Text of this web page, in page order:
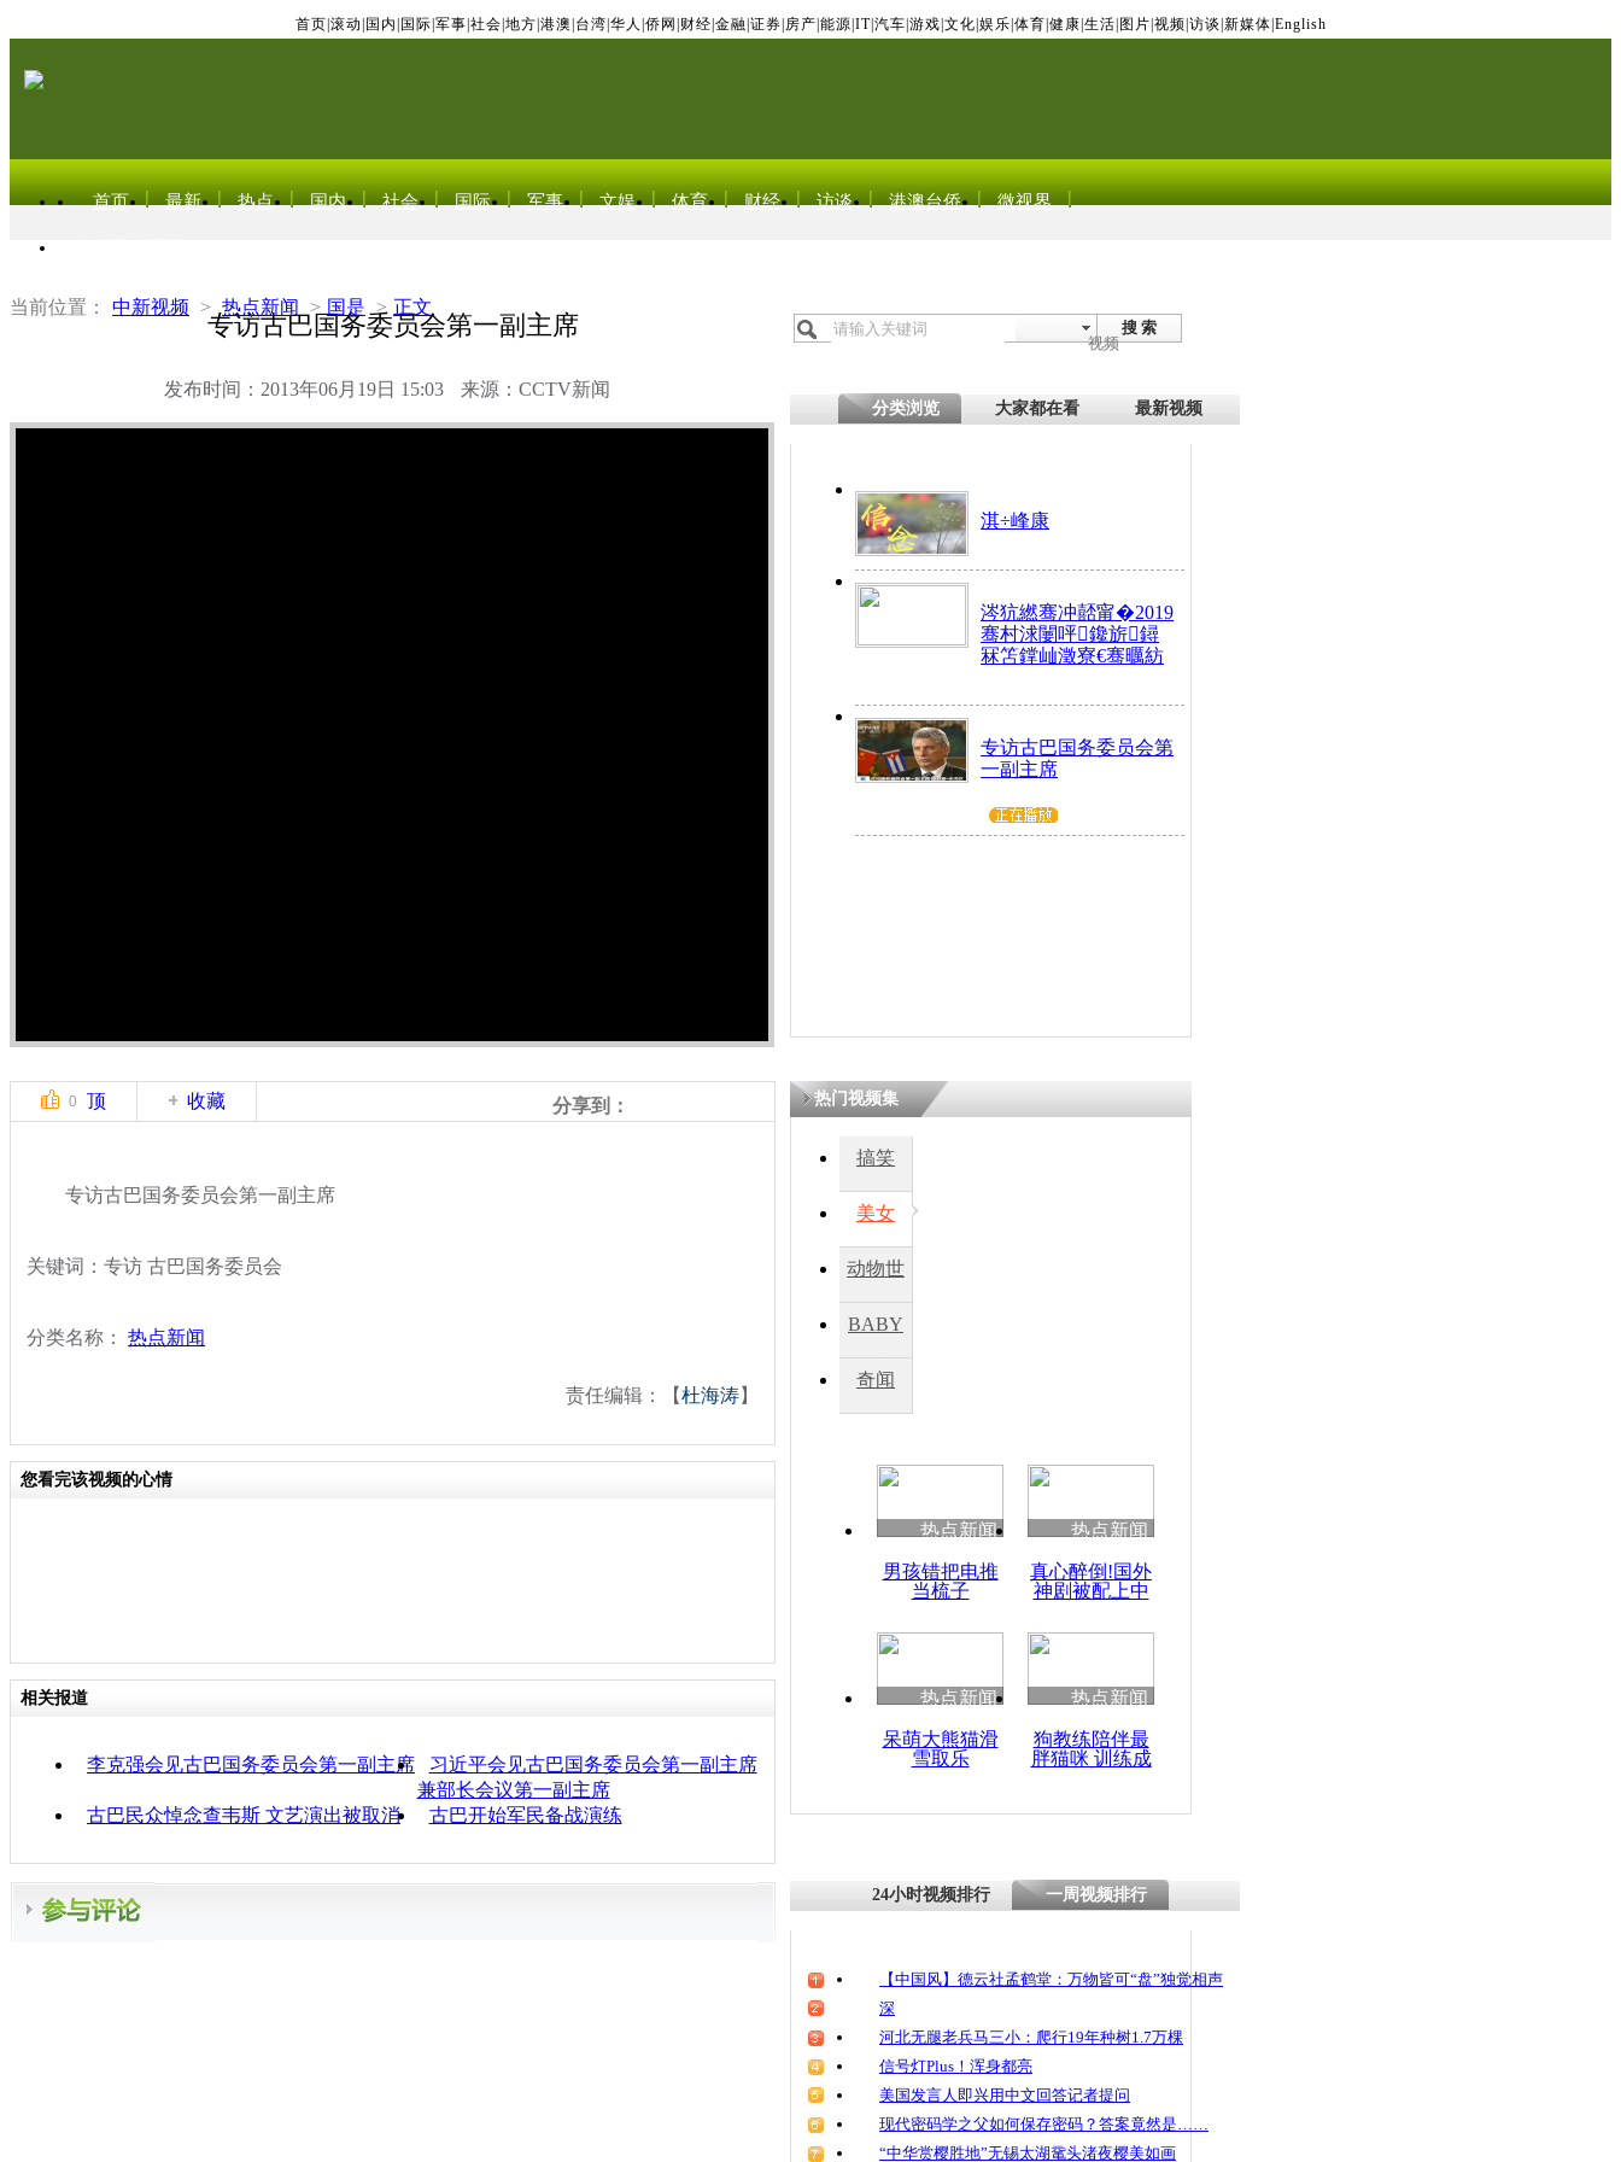
首页 滚动 国内 国际 军事 社会 地方 港澳 台湾 华人 侨网 财经 金融 证券 房产 能源 IT| 汽车 游戏 文化 娱乐 体育 健康 生活 图片 视频 访谈 新媒体 English
首页 最新 热点 国内 社会 国际 军事 文娱 体育 财经 访谈 港澳台侨 微视界
当前位置： 中新视频 > 热点新闻 > 国是 > 正文
专访古巴国务委员会第一副主席
发布时间：2013年06月19日 15:03 来源：CCTV新闻
搜 索
视频
分类浏览 大家都在看 最新视频
淇÷峰康
涔犺繎骞冲嚭甯�2019
骞村浗闄呯鑱旂鐞
冧笘鐣屾澂寮€骞曞紡
专访古巴国务委员会第
一副主席
0 顶 收藏 分享到：
专访古巴国务委员会第一副主席
关键词：专访 古巴国务委员会
分类名称： 热点新闻
责任编辑：【杜海涛】
您看完该视频的心情
相关报道
李克强会见古巴国务委员会第一副主席
习近平会见古巴国务委员会第一副主席
兼部长会议第一副主席
古巴民众悼念查韦斯 文艺演出被取消
古巴开始军民备战演练
热门视频集
搞笑
美女
动物世
BABY
秀
奇闻
热点新闻
男孩错把电推
当梳子
热点新闻
真心醉倒!国外
神剧被配上中
热点新闻
呆萌大熊猫滑
雪取乐
热点新闻
狗教练陪伴最
胖猫咪 训练成
24小时视频排行 一周视频排行
【中国风】德云社孟鹤堂：万物皆可“盘”独觉相声
深
河北无腿老兵马三小：爬行19年种树1.7万棵
信号灯Plus！浑身都亮
美国发言人即兴用中文回答记者提问
现代密码学之父如何保存密码？答案竟然是……
“中华赏樱胜地”无锡太湖鼋头渚夜樱美如画